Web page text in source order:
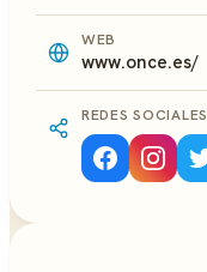
WEB
www.once.es/
REDES SOCIALES